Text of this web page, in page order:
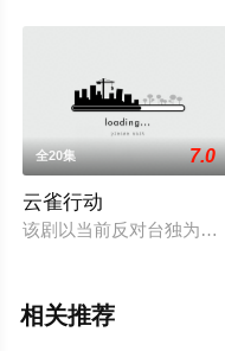
全20集 7.0
云雀行动
该剧以当前反对台独为
相关推荐